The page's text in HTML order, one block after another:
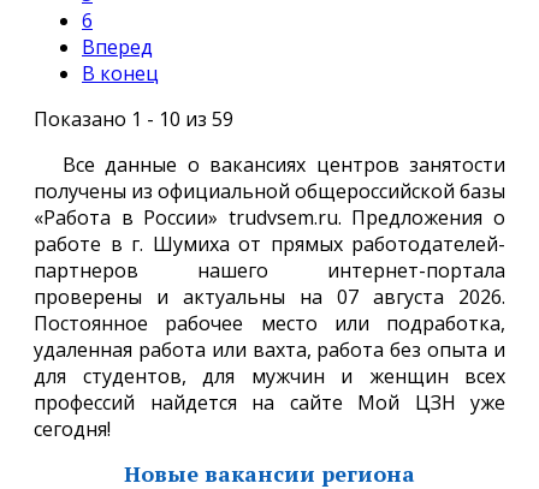
6
Вперед
В конец
Показано 1 - 10 из 59
Все данные о вакансиях центров занятости
получены из официальной общероссийской базы
«Работа в России» trudvsem.ru. Предложения о
работе в г. Шумиха от прямых работодателей-
партнеров нашего интернет-портала
проверены и актуальны на 07 августа 2026.
Постоянное рабочее место или подработка,
удаленная работа или вахта, работа без опыта и
для студентов, для мужчин и женщин всех
профессий найдется на сайте Мой ЦЗН уже
сегодня!
Новые вакансии региона